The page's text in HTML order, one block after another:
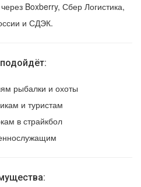
Boxberry, Сбер Логистика,
и СДЭК.
рыбалки и охоты
и туристам
в страйкбол